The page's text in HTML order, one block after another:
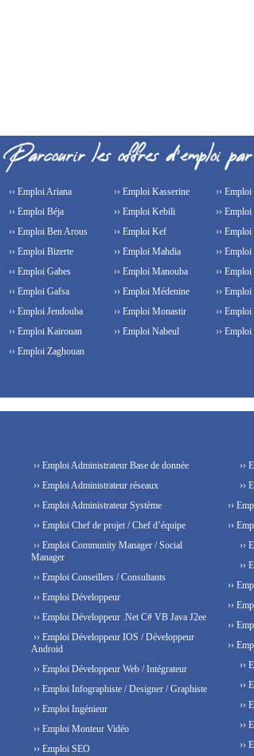
›› Emploi Ariana
›› Emploi Béja
›› Emploi Ben Arous
›› Emploi Bizerte
›› Emploi Gabes
›› Emploi Gafsa
›› Emploi Jendouba
›› Emploi Kairouan
›› Emploi Kasserine
›› Emploi Kebili
›› Emploi Kef
›› Emploi Mahdia
›› Emploi Manouba
›› Emploi Médenine
›› Emploi Monastir
›› Emploi Nabeul
››
››
››
››
››
››
››
››
›› Emploi Zaghouan
›› Emploi Administrateur Base de donnée
›› Emploi Administrateur réseaux
›› Emploi Administrateur Système
›› Emploi Chef de projet / Chef d’équipe
›› Emploi Community Manager / Social
Manager
›› Emploi Conseillers / Consultants
›› Emploi Développeur
›› Emploi Développeur .Net C# VB Java J2ee
›› Emploi Développeur IOS / Développeur
Android
›› Emploi Développeur Web / Intégrateur
›› Emploi Infographiste / Designer / Graphiste
›› Emploi Ingénieur
›› Emploi Monteur Vidéo
›› Emploi SEO
››
››
››
››
››
››
››
››
››
››
››
››
››
››
››